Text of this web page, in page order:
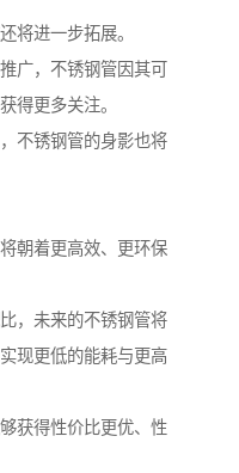
将进一步拓展。
广，不锈钢管因其可
得更多关注。
不锈钢管的身影也将
朝着更高效、更环保
，未来的不锈钢管将
现更低的能耗与更高
获得性价比更优、性